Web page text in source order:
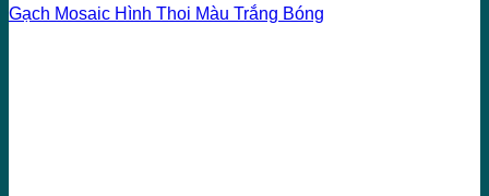
Gạch Mosaic Hình Thoi Màu Trắng Bóng